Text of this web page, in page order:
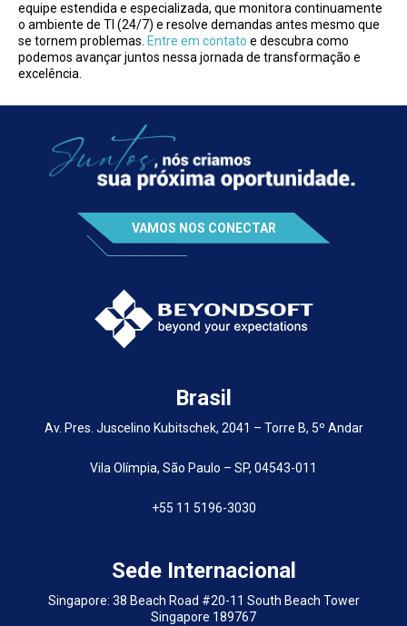
equipe estendida e especializada, que monitora continuamente
o ambiente de TI (24/7) e resolve demandas antes mesmo que
se tornem problemas. Entre em contato e descubra como
podemos avançar juntos nessa jornada de transformação e
excelência.
VAMOS NOS CONECTAR
Brasil
Av. Pres. Juscelino Kubitschek, 2041 – Torre B, 5º Andar
Vila Olímpia, São Paulo – SP, 04543-011
+55 11 5196-3030
Sede Internacional
Singapore: 38 Beach Road #20-11 South Beach Tower
Singapore 189767